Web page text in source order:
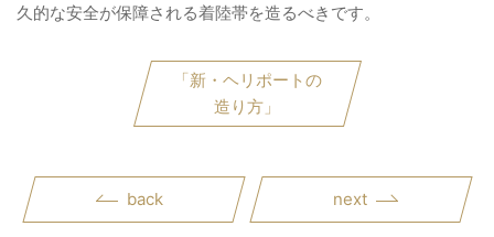
久的な安全が保障される着陸帯を造るべきです。
「新・ヘリポートの
造り方」
back next